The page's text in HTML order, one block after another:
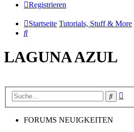
Registrieren
Startseite Tutorials, Stuff & More
Suche
LAGUNA AZUL
Suche
FORUMS NEUIGKEITEN